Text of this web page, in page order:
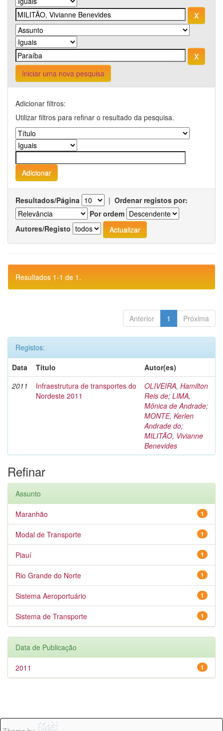
Iniciar uma nova pesquisa
Adicionar filtros:
Utilizar filtros para refinar o resultado da pesquisa.
Resultados/Página | Ordenar registos por:
Por ordem
Autores/Registo
Resultados 1-1 de 1.
Anterior 1 Próxima
Registos:
Data
Título
Autor(es)
2011
Infraestrutura de transportes do
Nordeste 2011
OLIVEIRA, Hamilton
Reis de; LIMA,
Mônica de Andrade;
MONTE, Kerlen
Andrade do;
MILITÃO, Vivianne
Benevides
Refinar
Assunto
1
Maranhão
1
Modal de Transporte
1
Piauí
1
Rio Grande do Norte
1
Sistema Aeroportuário
1
Sistema de Transporte
Data de Publicação
1
2011